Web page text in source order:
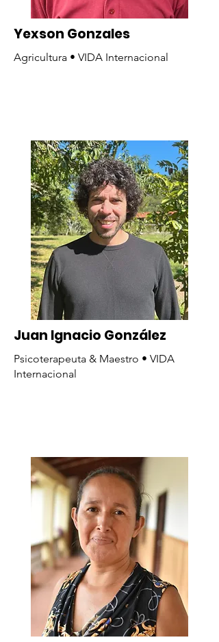
Yexson Gonzales
Agricultura • VIDA Internacional
Juan Ignacio González
Psicoterapeuta & Maestro • VIDA
Internacional